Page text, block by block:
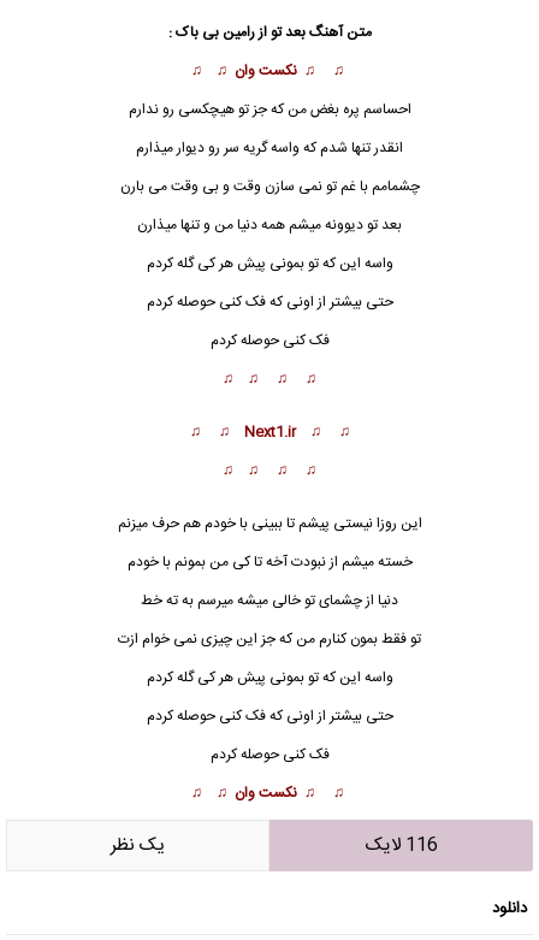
متن آهنگ بعد تو از رامین بی باک :
♫ ♫ نکست وان ♫ ♫
احساسم پره بغض من که جز تو هیچکسی رو ندارم
انقدر تنها شدم که واسه گریه سر رو دیوار میذارم
چشمامم با غم تو نمی سازن وقت و بی وقت می بارن
بعد تو دیوونه میشم همه دنیا من و تنها میذارن
واسه این که تو بمونی پیش هر کی گله کردم
حتی بیشتر از اونی که فک کنی حوصله کردم
فک کنی حوصله کردم
♫ ♫ ♫ ♫
♫ ♫ Next1.ir ♫ ♫
♫ ♫ ♫ ♫
این روزا نیستی پیشم تا ببینی با خودم هم حرف میزنم
خسته میشم از نبودت آخه تا کی من بمونم با خودم
دنیا از چشمای تو خالی میشه میرسم به ته خط
تو فقط بمون کنارم من که جز این چیزی نمی خوام ازت
واسه این که تو بمونی پیش هر کی گله کردم
حتی بیشتر از اونی که فک کنی حوصله کردم
فک کنی حوصله کردم
♫ ♫ نکست وان ♫ ♫
116 لایک يک نظر
دانلود